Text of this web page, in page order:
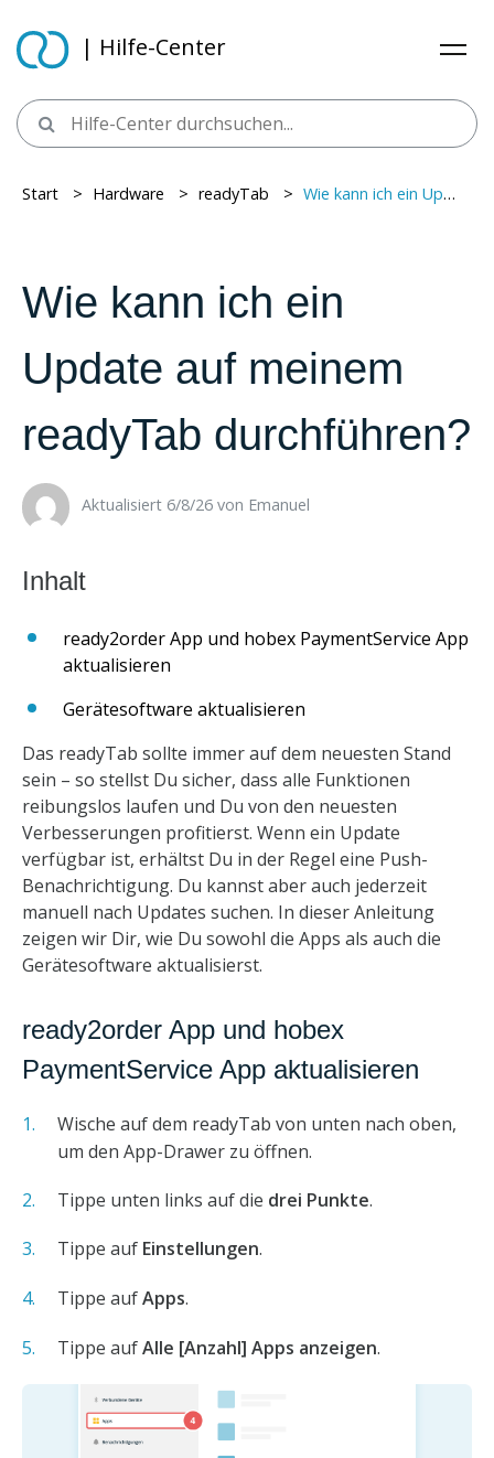
| Hilfe-Center
Start > ​ Hardware > ​ readyTab > ​ Wie kann ich ein Update auf meinem readyTab durchführen?
Wie kann ich ein
Update auf meinem
readyTab durchführen?
Aktualisiert 6/8/26 ​von Emanuel
ready2order App und hobex PaymentService App
aktualisieren
Gerätesoftware aktualisieren
Das readyTab sollte immer auf dem neuesten Stand
sein – so stellst Du sicher, dass alle Funktionen
reibungslos laufen und Du von den neuesten
Verbesserungen profitierst. Wenn ein Update
verfügbar ist, erhältst Du in der Regel eine Push-
Benachrichtigung. Du kannst aber auch jederzeit
manuell nach Updates suchen. In dieser Anleitung
zeigen wir Dir, wie Du sowohl die Apps als auch die
Gerätesoftware aktualisierst.
ready2order App und hobex
PaymentService App aktualisieren
Wische auf dem readyTab von unten nach oben,
um den App-Drawer zu öffnen.
Tippe unten links auf die drei Punkte.
Tippe auf Einstellungen.
Tippe aufApps.
Tippe aufAlle [Anzahl] Apps anzeigen.